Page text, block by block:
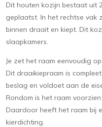
Dit houten kozijn bestaat uit
geplaatst. In het rechtse vak
binnen draait en kiept. Dit
slaapkamers.
Je zet het raam eenvoudig
Dit draaikiepraam is
beslag en voldoet aan de
Rondom is het raam
Daardoor heeft het raam bij
kierdichting.